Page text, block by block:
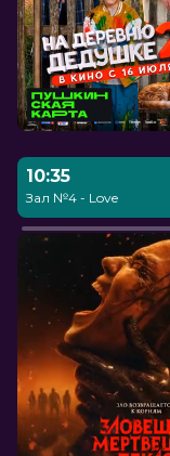
10:35
Зал №4 - Love